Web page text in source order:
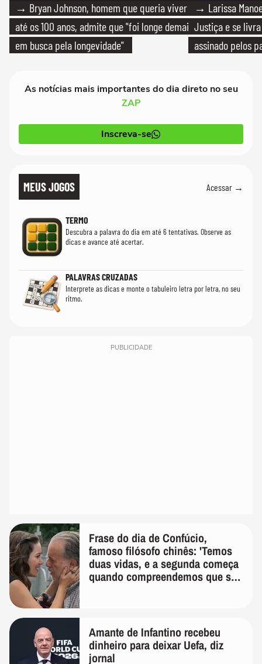
→ Bryan Johnson, homem que queria viver
até os 100 anos, admite que "foi longe demais
em busca pela longevidade"
→ Larissa
Justiça e se
assinado pelos
As notícias mais importantes do dia direto no seu
ZAP
Inscreva-se
MEUS JOGOS Acessar →
TERMO
Descubra a palavra do dia em até 6 tentativas. Observe as
dicas e avance até acertar.
PALAVRAS CRUZADAS
Interprete as dicas e monte o tabuleiro letra por letra, no seu
ritmo.
PUBLICIDADE
Frase do dia de Confúcio,
famoso filósofo chinês: 'Temos
duas vidas, e a segunda começa
quando compreendemos que só
Amante de Infantino recebeu
dinheiro para deixar Uefa, diz
jornal